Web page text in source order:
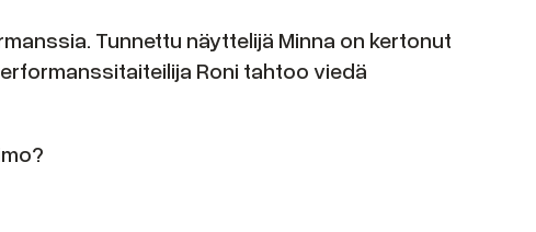
Tunnettu näyttelijä Minna on kertonut
Roni tahtoo viedä